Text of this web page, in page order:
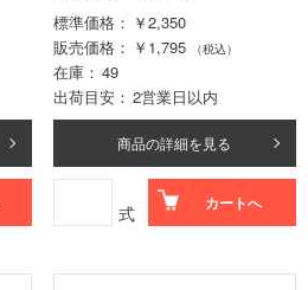
標準価格
￥2,350
販売価格
￥1,795 （税込）
在庫
49
出荷目安
2営業日以内
商品の詳細を見る
式 カートへ